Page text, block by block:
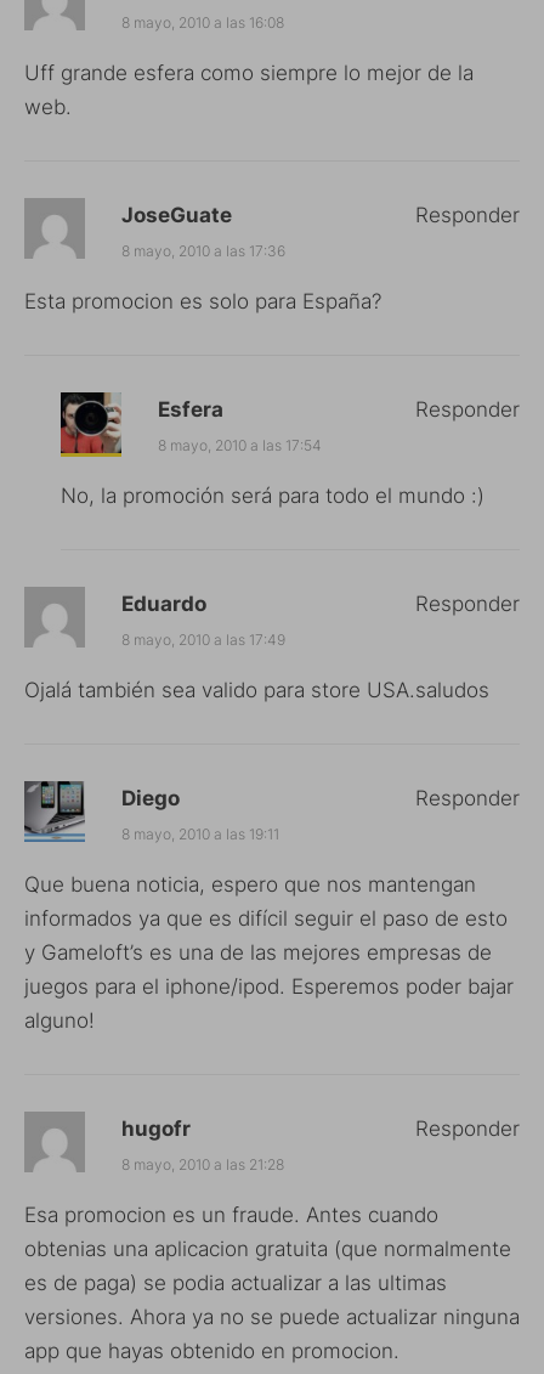
8 mayo, 2010 a las 16:08
Uff grande esfera como siempre lo mejor de la
web.
JoseGuate
8 mayo, 2010 a las 17:36
Esta promocion es solo para España?
Responder
Esfera
8 mayo, 2010 a las 17:54
No, la promoción será para todo el mundo :)
Responder
Eduardo
8 mayo, 2010 a las 17:49
Ojalá también sea valido para store USA.saludos
Responder
Diego
8 mayo, 2010 a las 19:11
Que buena noticia, espero que nos mantengan
informados ya que es difícil seguir el paso de esto
y Gameloft’s es una de las mejores empresas de
juegos para el iphone/ipod. Esperemos poder bajar
alguno!
Responder
hugofr
8 mayo, 2010 a las 21:28
Esa promocion es un fraude. Antes cuando
obtenias una aplicacion gratuita (que normalmente
es de paga) se podia actualizar a las ultimas
versiones. Ahora ya no se puede actualizar ninguna
app que hayas obtenido en promocion.
Responder